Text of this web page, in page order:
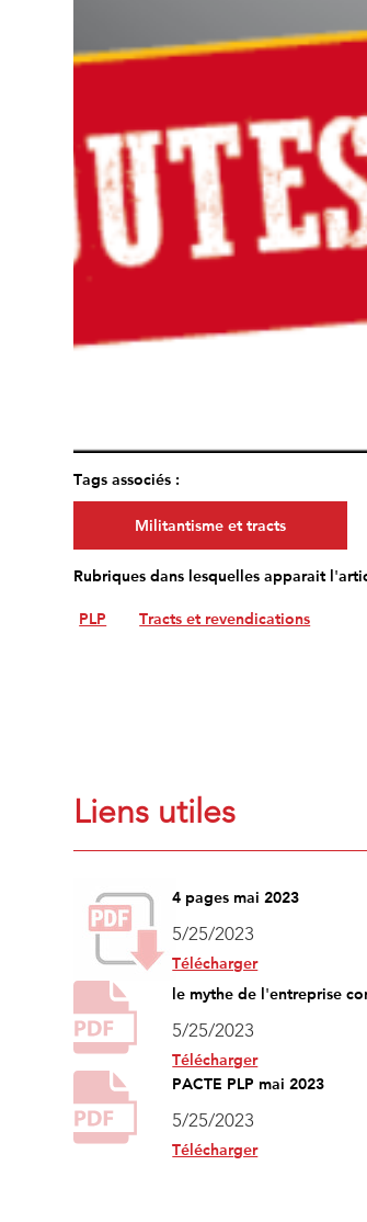
Tags associés :
Militantisme et tracts
Rubriques dans lesquelles apparait
PLP Tracts et revendications
Liens utiles
4 pages mai 2023
5/25/2023
Télécharger
le mythe de l'entreprise
5/25/2023
Télécharger
PACTE PLP mai 2023
5/25/2023
Télécharger